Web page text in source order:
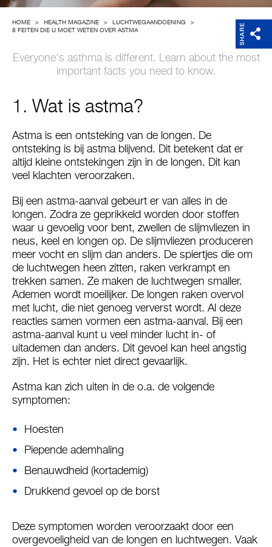
Support
HOME > HEALTH MAGAZINE > LUCHTWEGAANDOENING
>
8 FEITEN DIE U MOET WETEN OVER ASTMA
SHARE
Everyone's asthma is different. Learn about the most
important facts you need to know.
1. Wat is astma?
Astma is een ontsteking van de longen. De
ontsteking is bij astma blijvend. Dit betekent dat er
altijd kleine ontstekingen zijn in de longen. Dit kan
veel klachten veroorzaken.
Bij een astma-aanval gebeurt er van alles in de
longen. Zodra ze geprikkeld worden door stoffen
waar u gevoelig voor bent, zwellen de slijmvliezen in
neus, keel en longen op. De slijmvliezen produceren
meer vocht en slijm dan anders. De spiertjes die om
de luchtwegen heen zitten, raken verkrampt en
trekken samen. Ze maken de luchtwegen smaller.
Ademen wordt moeilijker. De longen raken overvol
met lucht, die niet genoeg ververst wordt. Al deze
reacties samen vormen een astma-aanval. Bij een
astma-aanval kunt u veel minder lucht in- of
uitademen dan anders. Dit gevoel kan heel angstig
zijn. Het is echter niet direct gevaarlijk.
Astma kan zich uiten in de o.a. de volgende
symptomen:
Hoesten
Piepende ademhaling
Benauwdheid (kortademig)
Drukkend gevoel op de borst
Deze symptomen worden veroorzaakt door een
overgevoeligheid van de longen en luchtwegen. Vaak